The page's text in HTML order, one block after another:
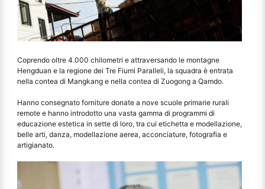
Coprendo oltre 4.000 chilometri e attraversando le montagne
Hengduan e la regione dei Tre Fiumi Paralleli, la squadra è entrata
nella contea di Mangkang e nella contea di Zuogong a Qamdo.
Hanno consegnato forniture donate a nove scuole primarie rurali
remote e hanno introdotto una vasta gamma di programmi di
educazione estetica in sette di loro, tra cui etichetta e modellazione,
belle arti, danza, modellazione aerea, acconciature, fotografia e
artigianato.